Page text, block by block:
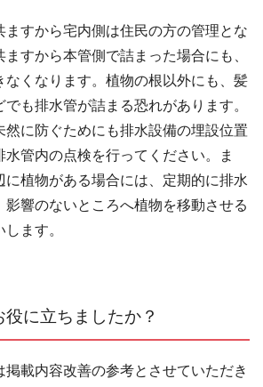
すから宅内側は住民の方の管理とな
ますから本管側で詰まった場合にも、
なくなります。植物の根以外にも、髪
も排水管が詰まる恐れがあります。
然に防ぐためにも排水設備の埋設位置
水管内の点検を行ってください。ま
に植物がある場合には、定期的に排水
影響のないところへ植物を移動させる
ます。
役に立ちましたか？
掲載内容改善の参考とさせていただき